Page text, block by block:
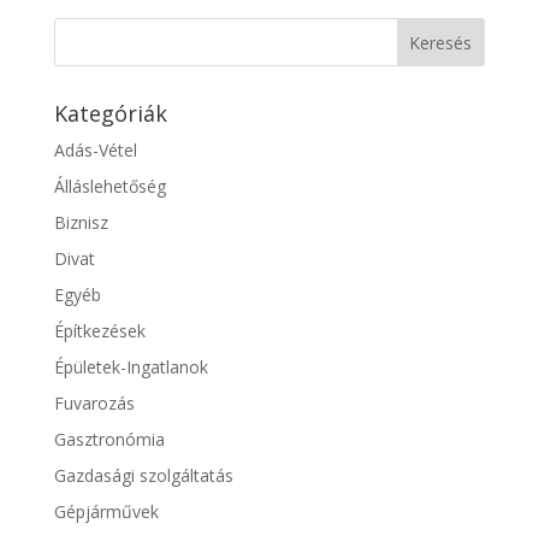
Kategóriák
Adás-Vétel
Álláslehetőség
Biznisz
Divat
Egyéb
Építkezések
Épületek-Ingatlanok
Fuvarozás
Gasztronómia
Gazdasági szolgáltatás
Gépjárművek